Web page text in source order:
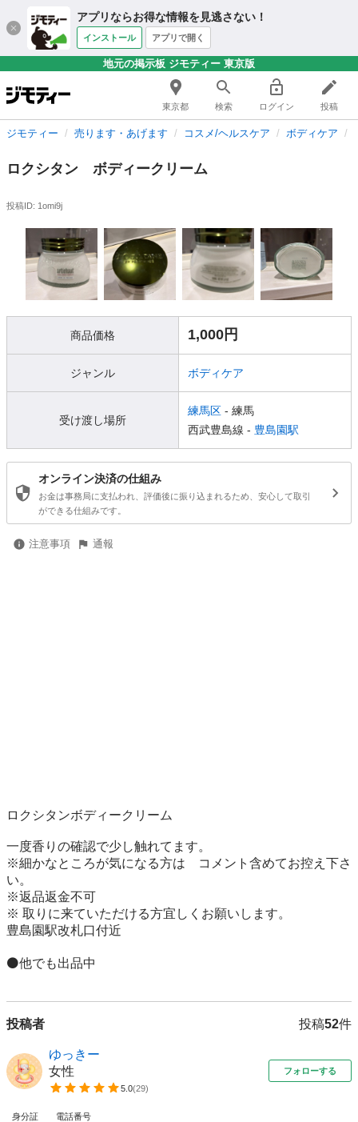
アプリならお得な情報を見逃さない！
インストール アプリで開く
地元の掲示板 ジモティー 東京版
東京都 検索 ログイン 投稿
ジモティー 売ります・あげます コスメ/ヘルスケア ボディケア
ロクシタン ボディークリーム
投稿ID: 1omi9j
商品価格 1,000円
ジャンル ボディケア
受け渡し場所
練馬区 - 練馬
西武豊島線 - 豊島園駅
オンライン決済の仕組み
お金は事務局に支払われ、評価後に振り込まれるため、安心して取引
ができる仕組みです。
注意事項 通報
ロクシタンボディークリーム
一度香りの確認で少し触れてます。
※細かなところが気になる方は　コメント含めてお控え下さ
い。
※返品返金不可
※ 取りに来ていただける方宜しくお願いします。
豊島園駅改札口付近
⚫️他でも出品中
投稿者 投稿52件
ゆっきー
女性
5.0(29)
フォローする
身分証 電話番号